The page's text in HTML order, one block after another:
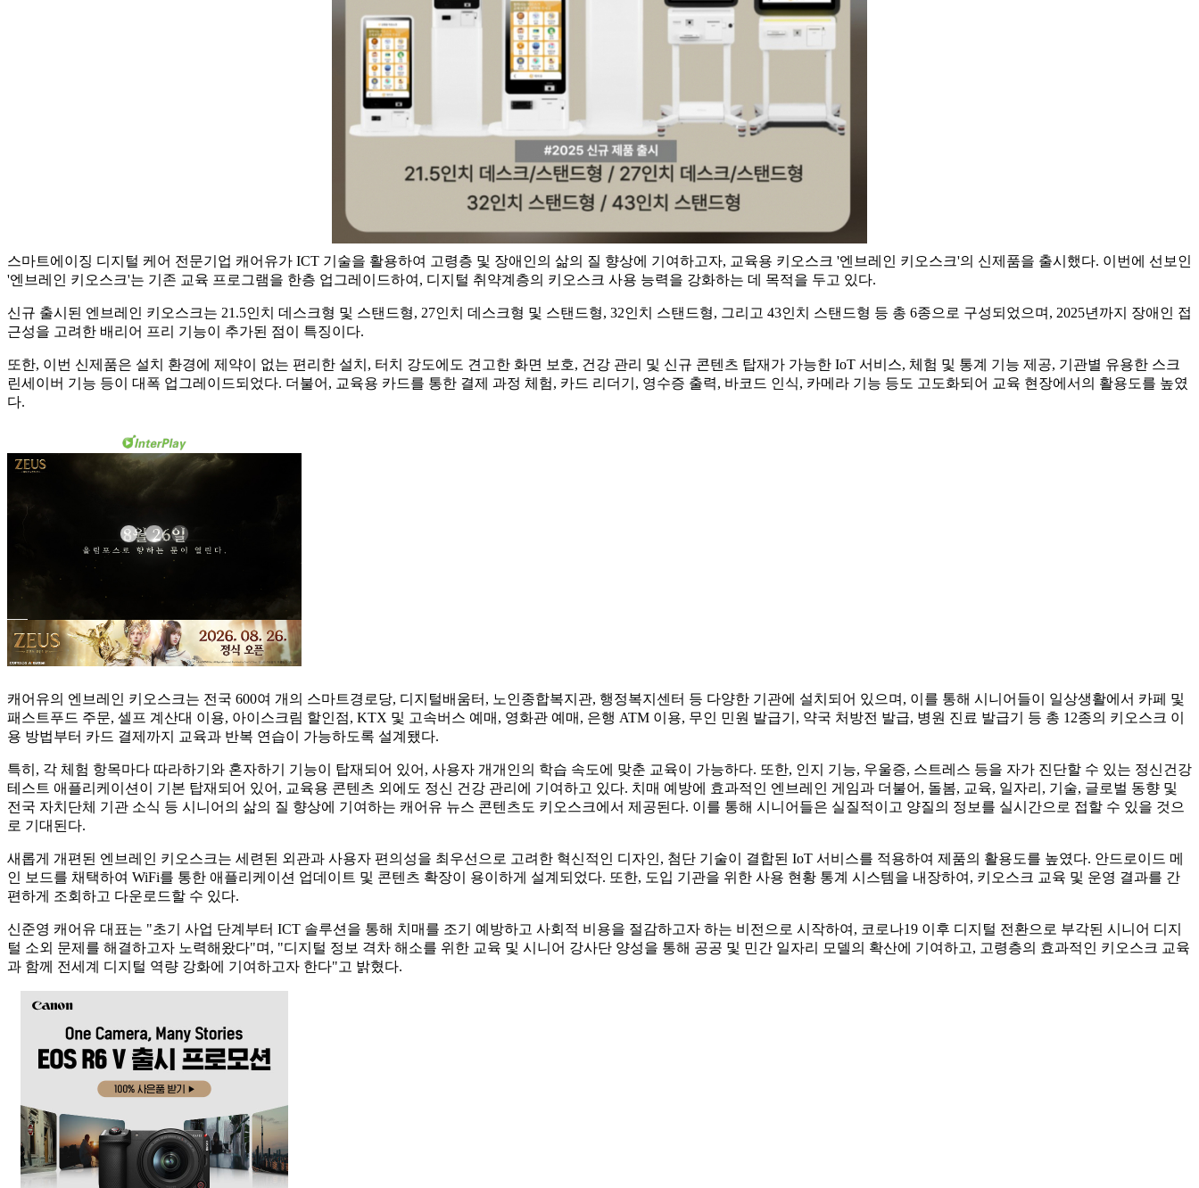
스마트에이징 디지털 케어 전문기업 캐어유가 ICT 기술을 활용하여 고령층 및 장애인의 삶의 질 향상에 기여하고자, 교육용 키오스크 '엔브레인 키오스크'의 신제품을 출시했다. 이번에 선보인
'엔브레인 키오스크'는 기존 교육 프로그램을 한층 업그레이드하여, 디지털 취약계층의 키오스크 사용 능력을 강화하는 데 목적을 두고 있다.
신규 출시된 엔브레인 키오스크는 21.5인치 데스크형 및 스탠드형, 27인치 데스크형 및 스탠드형, 32인치 스탠드형, 그리고 43인치 스탠드형 등 총 6종으로 구성되었으며, 2025년까지 장애인 접
근성을 고려한 배리어 프리 기능이 추가된 점이 특징이다.
또한, 이번 신제품은 설치 환경에 제약이 없는 편리한 설치, 터치 강도에도 견고한 화면 보호, 건강 관리 및 신규 콘텐츠 탑재가 가능한 IoT 서비스, 체험 및 통계 기능 제공, 기관별 유용한 스크
린세이버 기능 등이 대폭 업그레이드되었다. 더불어, 교육용 카드를 통한 결제 과정 체험, 카드 리더기, 영수증 출력, 바코드 인식, 카메라 기능 등도 고도화되어 교육 현장에서의 활용도를 높였
다.
캐어유의 엔브레인 키오스크는 전국 600여 개의 스마트경로당, 디지털배움터, 노인종합복지관, 행정복지센터 등 다양한 기관에 설치되어 있으며, 이를 통해 시니어들이 일상생활에서 카페 및
패스트푸드 주문, 셀프 계산대 이용, 아이스크림 할인점, KTX 및 고속버스 예매, 영화관 예매, 은행 ATM 이용, 무인 민원 발급기, 약국 처방전 발급, 병원 진료 발급기 등 총 12종의 키오스크 이
용 방법부터 카드 결제까지 교육과 반복 연습이 가능하도록 설계됐다.
특히, 각 체험 항목마다 따라하기와 혼자하기 기능이 탑재되어 있어, 사용자 개개인의 학습 속도에 맞춘 교육이 가능하다. 또한, 인지 기능, 우울증, 스트레스 등을 자가 진단할 수 있는 정신건강
테스트 애플리케이션이 기본 탑재되어 있어, 교육용 콘텐츠 외에도 정신 건강 관리에 기여하고 있다. 치매 예방에 효과적인 엔브레인 게임과 더불어, 돌봄, 교육, 일자리, 기술, 글로벌 동향 및
전국 자치단체 기관 소식 등 시니어의 삶의 질 향상에 기여하는 캐어유 뉴스 콘텐츠도 키오스크에서 제공된다. 이를 통해 시니어들은 실질적이고 양질의 정보를 실시간으로 접할 수 있을 것으
로 기대된다.
새롭게 개편된 엔브레인 키오스크는 세련된 외관과 사용자 편의성을 최우선으로 고려한 혁신적인 디자인, 첨단 기술이 결합된 IoT 서비스를 적용하여 제품의 활용도를 높였다. 안드로이드 메
인 보드를 채택하여 WiFi를 통한 애플리케이션 업데이트 및 콘텐츠 확장이 용이하게 설계되었다. 또한, 도입 기관을 위한 사용 현황 통계 시스템을 내장하여, 키오스크 교육 및 운영 결과를 간
편하게 조회하고 다운로드할 수 있다.
신준영 캐어유 대표는 "초기 사업 단계부터 ICT 솔루션을 통해 치매를 조기 예방하고 사회적 비용을 절감하고자 하는 비전으로 시작하여, 코로나19 이후 디지털 전환으로 부각된 시니어 디지
털 소외 문제를 해결하고자 노력해왔다"며, "디지털 정보 격차 해소를 위한 교육 및 시니어 강사단 양성을 통해 공공 및 민간 일자리 모델의 확산에 기여하고, 고령층의 효과적인 키오스크 교육
과 함께 전세계 디지털 역량 강화에 기여하고자 한다"고 밝혔다.